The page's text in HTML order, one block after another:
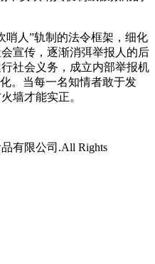
人”轨制的法令框架，细化
宣传，逐渐消弭举报人的后
社会义务，成立内部举报机
。当每一名知情者敢于发
墙才能实正。
有限公司.All Rights